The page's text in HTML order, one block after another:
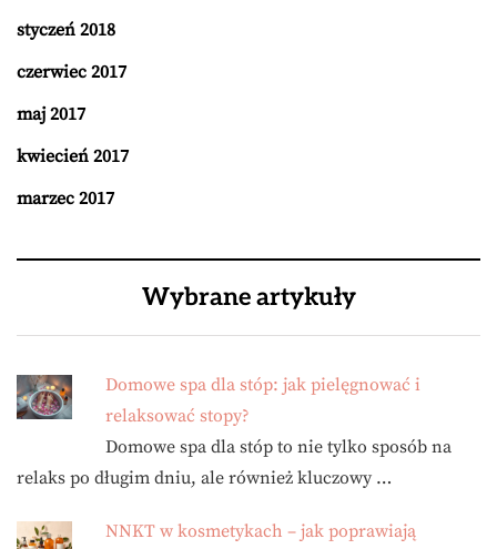
styczeń 2018
czerwiec 2017
maj 2017
kwiecień 2017
marzec 2017
Wybrane artykuły
Domowe spa dla stóp: jak pielęgnować i
relaksować stopy?
Domowe spa dla stóp to nie tylko sposób na
relaks po długim dniu, ale również kluczowy …
NNKT w kosmetykach – jak poprawiają